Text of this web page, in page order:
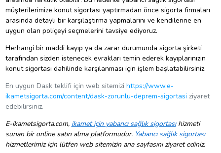
müşterilerimize konut sigortası yaptırmadan önce sigorta firmaları
arasında detaylı bir karşılaştırma yapmalarını ve kendilerine en
uygun olan poliçeyi seçmelerini tavsiye ediyoruz.
Herhangi bir maddi kayıp ya da zarar durumunda sigorta şirketi
tarafından sizden istenecek evrakları temin ederek kayıplarınızın
konut sigortası dahilinde karşılanması için işlem başlatabilirsiniz.
En uygun Dask teklifi için web sitemizi https://www.e-
ikametsigorta.com/content/dask-zorunlu-deprem-sigortasi ziyaret
edebilirsiniz.
E-ikametsigorta.com, ikamet için yabancı sağlık sigortasıhizmeti
sunan bir online satın alma platformudur. Yabancı sağlık sigortası
hizmetlerimiz için lütfen web sitemizin ana sayfasını ziyaret ediniz.